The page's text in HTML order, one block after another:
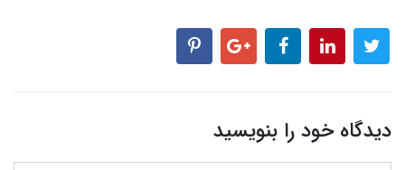
دیدگاه خود را بنویسید